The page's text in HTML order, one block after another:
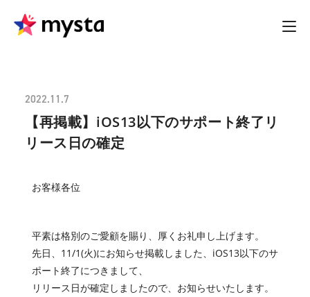
2022.11.7
【再掲載】iOS13以下のサポート終了リ
リース日の確定
お客様各位
平素は格別のご愛顧を賜り、厚くお礼申し上げます。
先日、11/1(火)にお知らせ掲載しました、iOS13以下のサ
ポート終了につきまして、
リリース日が確定しましたので、お知らせいたします。